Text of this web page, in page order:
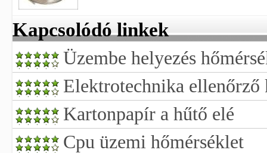
Kapcsolódó linkek
Üzembe helyezés
Elektrotechnika ellenőrző
Kartonpapír a hűtő elé
Cpu üzemi hőmérséklet